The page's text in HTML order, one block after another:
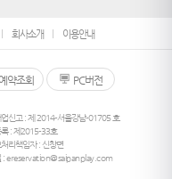
회사소개 이용안내
약조회 PC버전
신고 : 제 2014-서울강남-01705 호
록 : 제2015-33호
리책임자 : 신창면
:ereservation@saipanplay.com